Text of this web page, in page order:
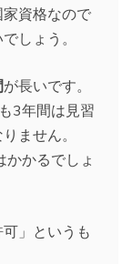
資格なので
しょう。
が長いです。
3年間は見習
ません。
かるでしょ
」というも